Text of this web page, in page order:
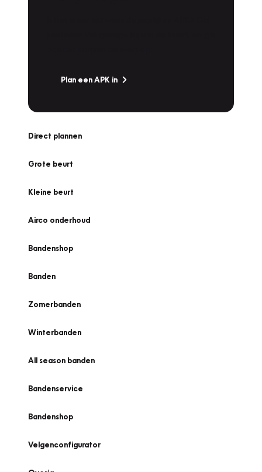
Plan een APK in
Direct plannen
Grote beurt
Kleine beurt
Airco onderhoud
Bandenshop
Banden
Zomerbanden
Winterbanden
All season banden
Bandenservice
Bandenshop
Velgenconfigurator